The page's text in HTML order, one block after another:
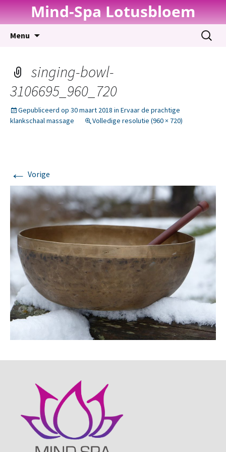
Mind-Spa Lotusbloem
Menu
Zoeken
naar:
singing-bowl-
3106695_960_720
Gepubliceerd op 30 maart 2018 in Ervaar de prachtige
klankschaal massage
Volledige resolutie (960 × 720)
← Vorige